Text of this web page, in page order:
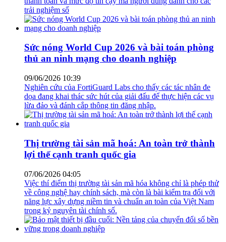
trải nghiệm số
Sức nóng World Cup 2026 và bài toán phòng
thủ an ninh mạng cho doanh nghiệp
09/06/2026 10:39
Nghiên cứu của FortiGuard Labs cho thấy các tác nhân đe
dọa đang khai thác sức hút của giải đấu để thực hiện các vụ
lừa đảo và đánh cắp thông tin đăng nhập.
Thị trường tài sản mã hoá: An toàn trở thành
lợi thế cạnh tranh quốc gia
07/06/2026 04:05
Việc thí điểm thị trường tài sản mã hóa không chỉ là phép thử
về công nghệ hay chính sách, mà còn là bài kiểm tra đối với
năng lực xây dựng niềm tin và chuẩn an toàn của Việt Nam
trong kỷ nguyên tài chính số.